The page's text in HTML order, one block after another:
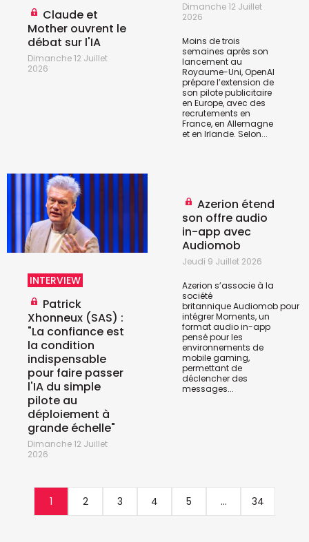
Claude et
Mother ouvrent le
débat sur l'IA
Dimanche 12 Juillet
2026
Dimanche 12 Juillet
2026
Moins de trois
semaines après son
lancement au
Royaume-Uni, OpenAI
prépare l’extension de
son pilote publicitaire
en Europe, avec des
recrutements en
France, en Allemagne
et en Irlande. Selon...
INTERVIEW
Patrick
Xhonneux (SAS) :
"La confiance est
la condition
indispensable
pour faire passer
l'IA du simple
pilote au
déploiement à
grande échelle"
Dimanche 12 Juillet
2026
Azerion étend
son offre audio
in-app avec
Audiomob
Jeudi 9 Juillet 2026
Azerion s’associe à la
société
britanniqueAudiomobpour
intégrer Moments, un
format audio in-app
pensé pour les
environnements de
mobile gaming,
permettant de
déclencher des
messages...
1 2 3 4 5 ... 34